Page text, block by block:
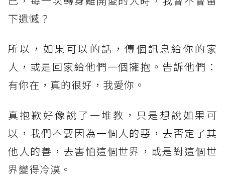
下遺憾？⠀⠀
所以，如果可以的話，傳個訊息給你的家
人，或是回家給他們一個擁抱。告訴他們：
有你在，真的很好，我愛你。⠀⠀
真抱歉好像說了一堆教，只是想說如果可
以，我們不要因為一個人的惡，去否定了其
他人的善，去害怕這個世界，或是對這個世
界變得冷漠。⠀⠀